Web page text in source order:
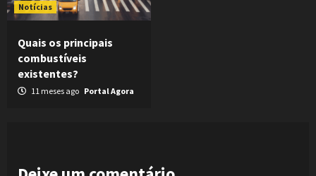
Notícias
Quais os principais
combustíveis
existentes?
11 meses ago Portal Agora